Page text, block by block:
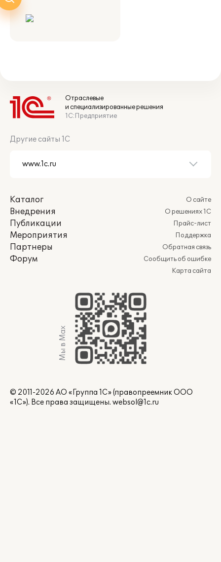
Отраслевые
и специализированные решения
1С:Предприятие
Другие сайты 1С
Каталог
Внедрения
Публикации
Мероприятия
Партнеры
Форум
О сайте
О решениях 1С
Прайс-лист
Поддержка
Обратная связь
Сообщить об ошибке
Карта сайта
Мы в Max
© 2011-2026 АО «Группа 1С» (правопреемник ООО
«1С»). Все права защищены. websol@1c.ru